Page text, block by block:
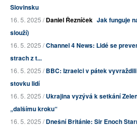
Slovinsku
16. 5. 2025 /Daniel Řezníček Jak funguje
slouží)
16. 5. 2025 /Channel 4 News: Lidé se
strach z t...
16. 5. 2025 /BBC: Izraelci v pátek
stovku lidí
16. 5. 2025 /Ukrajina vyzývá k setkání
„dalšímu kroku“
16. 5. 2025 /Dnešní Británie: Sir Enoch